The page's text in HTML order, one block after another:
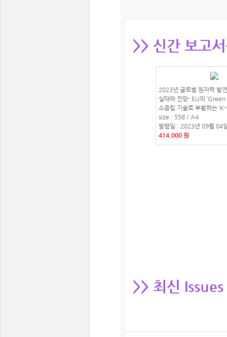
>> 신간 보고
2023년 글로벌 원자력 발
실태와 전망- EU의
소중립 기술로 부활하는 ‘K-
size : 558 / A4
발행일 : 2023년 09월 04
414,000 원
>> 최신